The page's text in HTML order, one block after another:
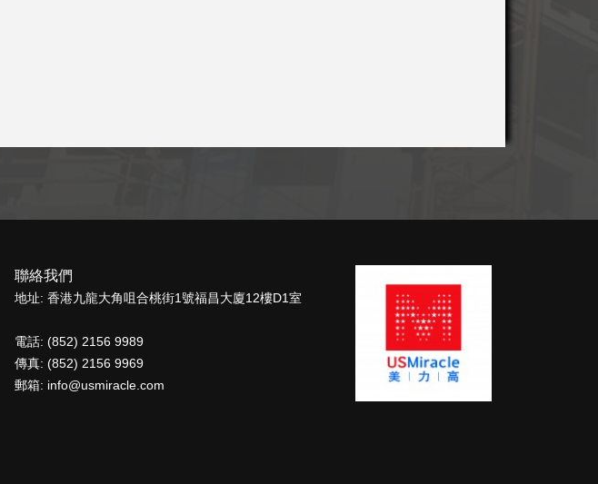
聯絡我們
地址: 香港九龍大角咀合桃街1號福昌大廈12樓D1室
電話: (852) 2156 9989
傳真: (852) 2156 9969
郵箱: info@usmiracle.com